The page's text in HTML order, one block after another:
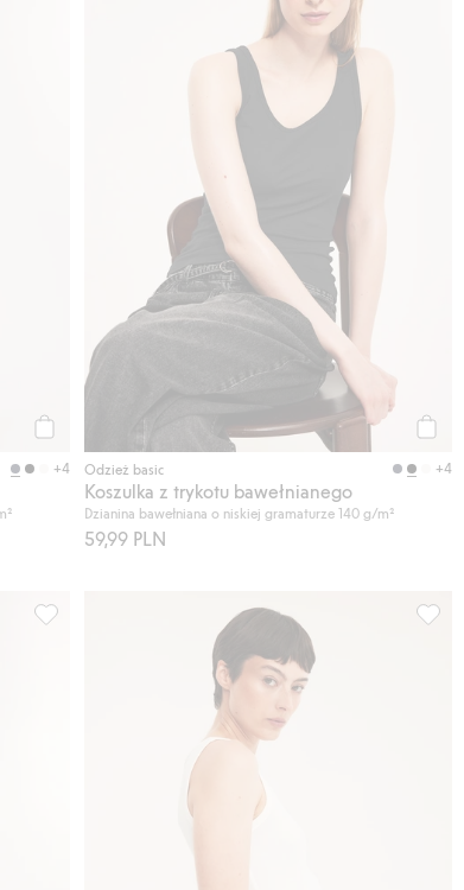
+4 Odzież basic +4
Koszulka z trykotu bawełnianego
Dzianina bawełniana o niskiej gramaturze 140 g/m²
59,99 PLN
Prążkowana koszulka, Dodaj do listy ulubione